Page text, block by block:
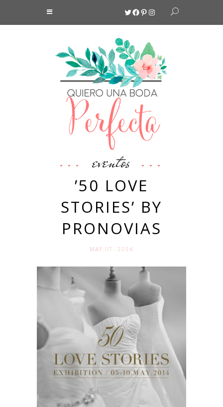
Twitter
Facebook
Pinterest
Instagram
eventos
’50 LOVE
STORIES’ BY
PRONOVIAS
MAY 07. 2014